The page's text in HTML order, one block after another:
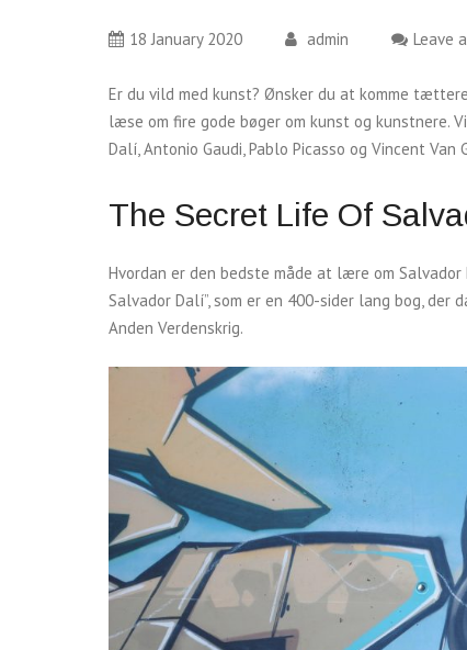
18 January 2020 admin Leave
Er du vild med kunst? Ønsker du at komme
læse om fire gode bøger om kunst og kunstnere.
Dalí, Antonio Gaudi, Pablo Picasso og Vincent Van
The Secret Life Of
Hvordan er den bedste måde at lære om
Salvador Dalí”, som er en 400-sider lang bog,
Anden Verdenskrig.